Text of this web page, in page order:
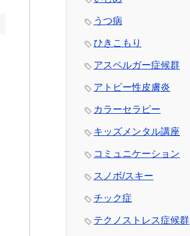
うつ病
ひきこもり
アスペルガー症候群
アトピー性皮膚炎
カラーセラピー
キッズメンタル講座
コミュニケーション
スノボ/スキー
チック症
テクノストレス症候群